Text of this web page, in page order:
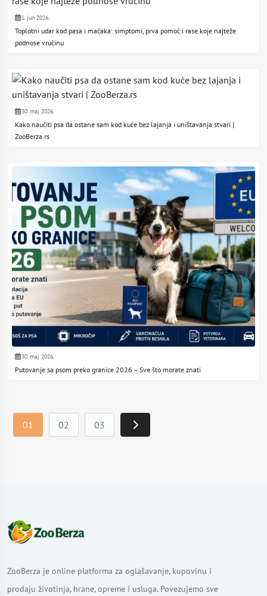
1. jun 2026.
Toplotni udar kod pasa i mačaka: simptomi, prva pomoć i rase koje najteže
podnose vrućinu
30. maj 2026.
Kako naučiti psa da ostane sam kod kuće bez lajanja i uništavanja stvari |
ZooBerza.rs
30. maj 2026.
Putovanje sa psom preko granice 2026 – Sve što morate znati
01 02 03
ZooBerza je online platforma za oglašavanje, kupovinu i
prodaju životinja, hrane, opreme i usluga. Povezujemo sve